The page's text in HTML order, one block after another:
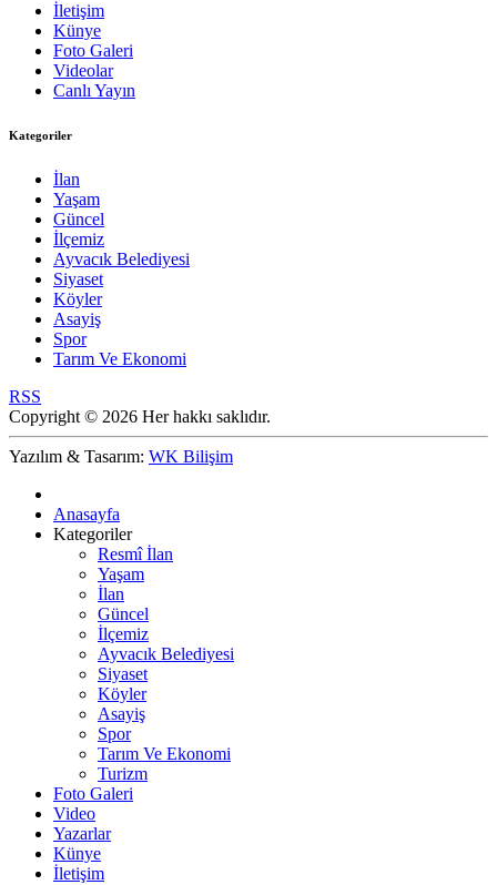
İletişim
Künye
Foto Galeri
Videolar
Canlı Yayın
Kategoriler
İlan
Yaşam
Güncel
İlçemiz
Ayvacık Belediyesi
Siyaset
Köyler
Asayiş
Spor
Tarım Ve Ekonomi
RSS
Copyright © 2026 Her hakkı saklıdır.
Yazılım & Tasarım: WK Bilişim
Anasayfa
Kategoriler
Resmî İlan
Yaşam
İlan
Güncel
İlçemiz
Ayvacık Belediyesi
Siyaset
Köyler
Asayiş
Spor
Tarım Ve Ekonomi
Turizm
Foto Galeri
Video
Yazarlar
Künye
İletişim